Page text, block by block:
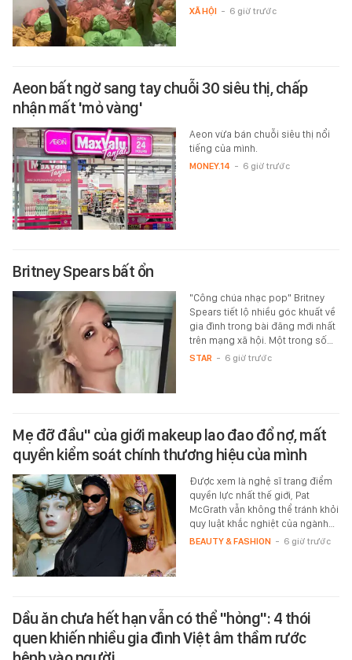
XÃ HỘI - 6 giờ trước
Aeon bất ngờ sang tay chuỗi 30 siêu thị, chấp
nhận mất 'mỏ vàng'
Aeon vừa bán chuỗi siêu thị nổi
tiếng của mình.
MONEY.14 - 6 giờ trước
Britney Spears bất ổn
"Công chúa nhạc pop" Britney
Spears tiết lộ nhiều góc khuất về
gia đình trong bài đăng mới nhất
trên mạng xã hội. Một trong số…
STAR - 6 giờ trước
Mẹ đỡ đầu" của giới makeup lao đao đổ nợ, mất
quyền kiểm soát chính thương hiệu của mình
Được xem là nghệ sĩ trang điểm
quyền lực nhất thế giới, Pat
McGrath vẫn không thể tránh khỏi
quy luật khắc nghiệt của ngành…
BEAUTY & FASHION - 6 giờ trước
Dầu ăn chưa hết hạn vẫn có thể "hỏng": 4 thói
quen khiến nhiều gia đình Việt âm thầm rước